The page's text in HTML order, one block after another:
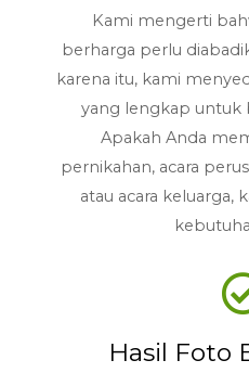
Kami mengerti
berharga perlu
karena itu, kami
yang lengkap untuk
Apakah Anda
pernikahan, acara
atau acara keluarga,
Hasil Foto